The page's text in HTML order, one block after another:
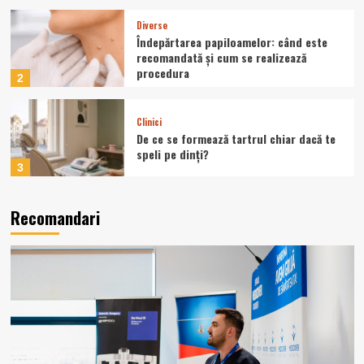
2
Diverse
Îndepărtarea papiloamelor: când este
recomandată și cum se realizează
procedura
3
Clinici
De ce se formează tartrul chiar dacă te
speli pe dinți?
4
când se mai poate salva dintele?
Fără categorie
Tiroida leneșă: semne care pot fi
confundate cu oboseala obișnuită
Recomandari